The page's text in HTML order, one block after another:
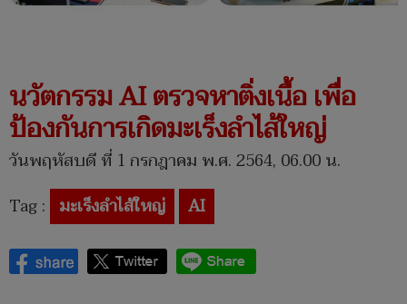
นวัตกรรม AI ตรวจหาติ่งเนื้อ เพื่อ
ป้องกันการเกิดมะเร็งลำไส้ใหญ่
วันพฤหัสบดี ที่ 1 กรกฎาคม พ.ศ. 2564, 06.00 น.
Tag : มะเร็งลำไส้ใหญ่ AI